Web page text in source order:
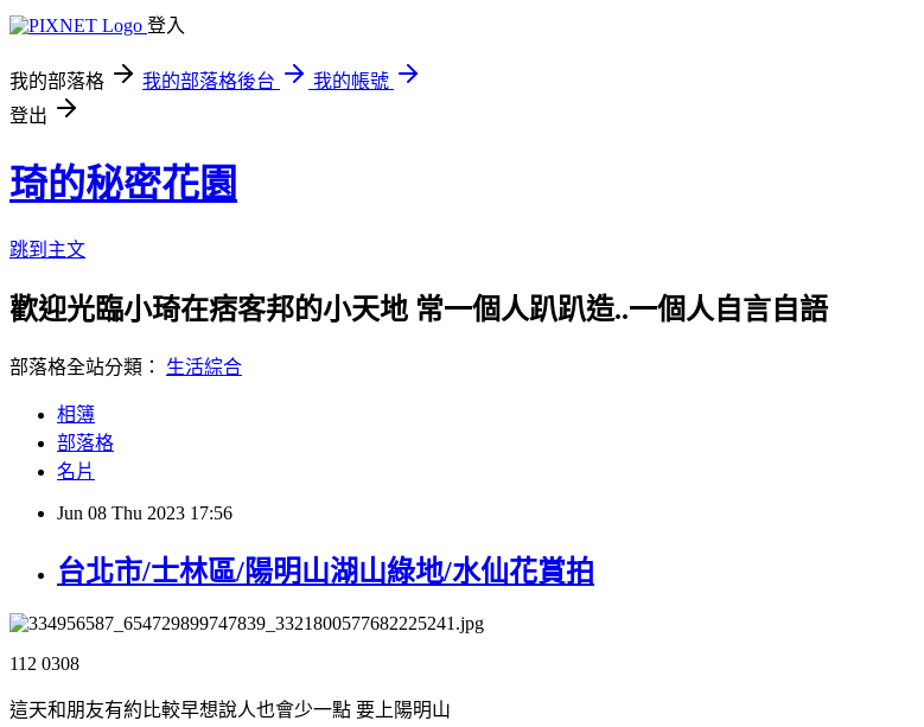
登入
我的部落格 我的部落格後台
我的帳號
登出
琦的秘密花園
跳到主文
歡迎光臨小琦在痞客邦的小天地 常一個人趴趴造..一個人自言自語
部落格全站分類： 生活綜合
相簿
部落格
名片
Jun 08 Thu 2023 17:56
台北市/士林區/陽明山湖山綠地/水仙花賞拍
112 0308
這天和朋友有約比較早想說人也會少一點 要上陽明山